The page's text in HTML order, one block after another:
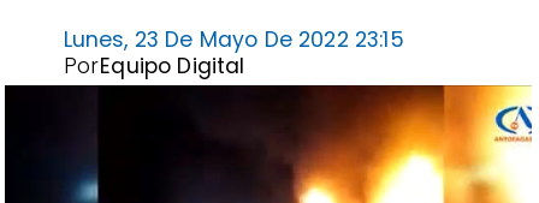
Lunes, 23 De Mayo De 2022 23:15
Equipo Digital
Por